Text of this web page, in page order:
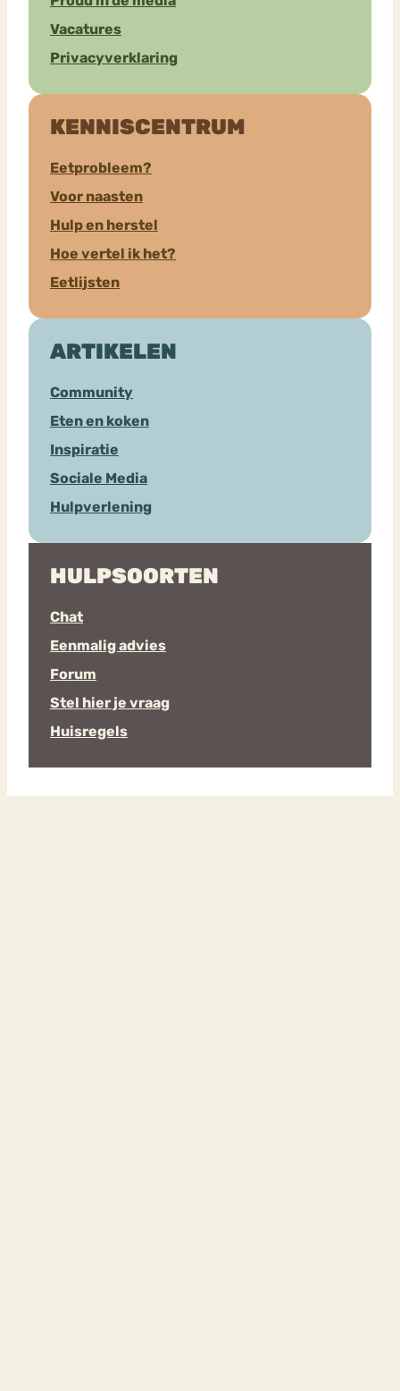
Vacatures
Privacyverklaring
KENNISCENTRUM
Eetprobleem?
Voor naasten
Hulp en herstel
Hoe vertel ik het?
Eetlijsten
ARTIKELEN
Community
Eten en koken
Inspiratie
Sociale Media
Hulpverlening
HULPSOORTEN
Chat
Eenmalig advies
Forum
Stel hier je vraag
Huisregels